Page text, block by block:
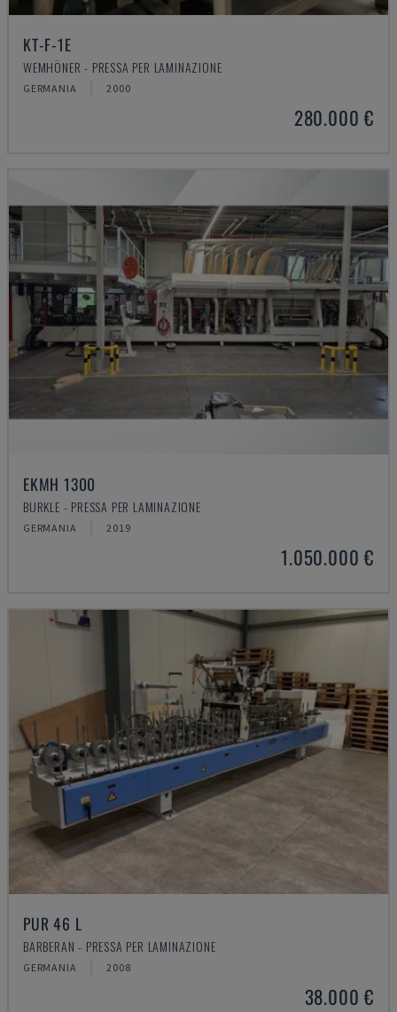
KT-F-1E
WEMHÖNER - PRESSA PER LAMINAZIONE
GERMANIA 2000
280.000 €
EKMH 1300
BURKLE - PRESSA PER LAMINAZIONE
GERMANIA 2019
1.050.000 €
PUR 46 L
BARBERAN - PRESSA PER LAMINAZIONE
GERMANIA 2008
38.000 €